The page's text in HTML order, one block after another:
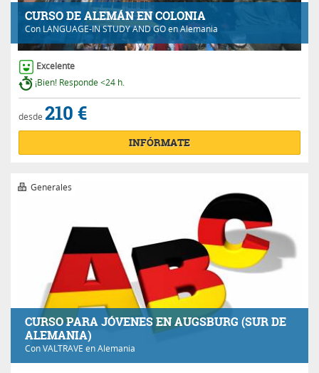
CURSO DE ALEMÁN EN COLONIA
Con LANGUAGE-IN STUDY AND GOen Alemania
Excelente
¡Bien! Responde <24 h.
desde 210 €
INFÓRMATE
CURSO PARA JÓVENES EN AUGSBURG (SUR DE
ALEMANIA)
ConVALTRAVE en Alemania
Generales